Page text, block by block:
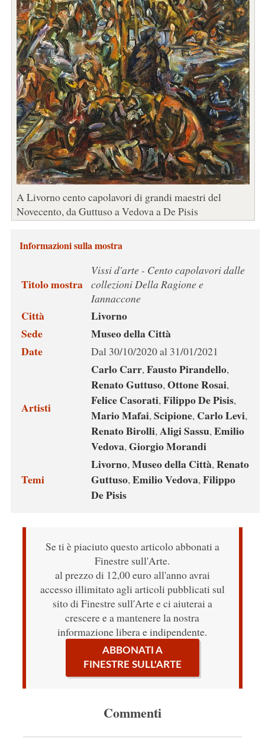
A Livorno cento capolavori di grandi maestri del
Novecento, da Guttuso a Vedova a De Pisis
Informazioni sulla mostra
Titolo mostra
Vissi d'arte - Cento capolavori dalle
collezioni Della Ragione e
Iannaccone
Città
Livorno
Sede
Museo della Città
Date
Dal 30/10/2020 al 31/01/2021
Artisti
Carlo Carr,Fausto Pirandello,
Renato Guttuso,Ottone Rosai,
Felice Casorati,Filippo De Pisis,
Mario Mafai,Scipione, Carlo Levi,
Renato Birolli,Aligi Sassu,Emilio
Vedova,Giorgio Morandi
Temi
Livorno,Museo della Città,Renato
Guttuso,Emilio Vedova,Filippo
De Pisis
Se ti è piaciuto questo articolo abbonati a
Finestre sull'Arte.
al prezzo di 12,00 euro all'anno avrai
accesso illimitato agli articoli pubblicati sul
sito di Finestre sull'Arte e ci aiuterai a
crescere e a mantenere la nostra
informazione libera e indipendente.
ABBONATI A
FINESTRE SULL'ARTE
Commenti